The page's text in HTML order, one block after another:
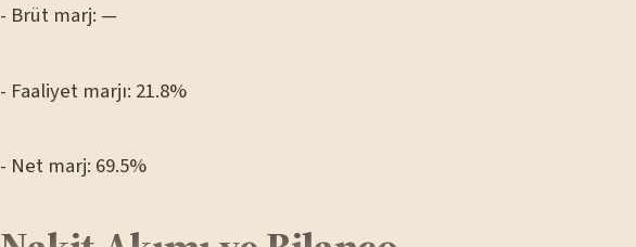
- Brüt marj: —
- Faaliyet marjı: 21.8%
- Net marj: 69.5%